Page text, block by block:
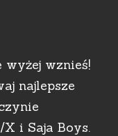
wyżej wznieś!
najlepsze
i Saja Boys.